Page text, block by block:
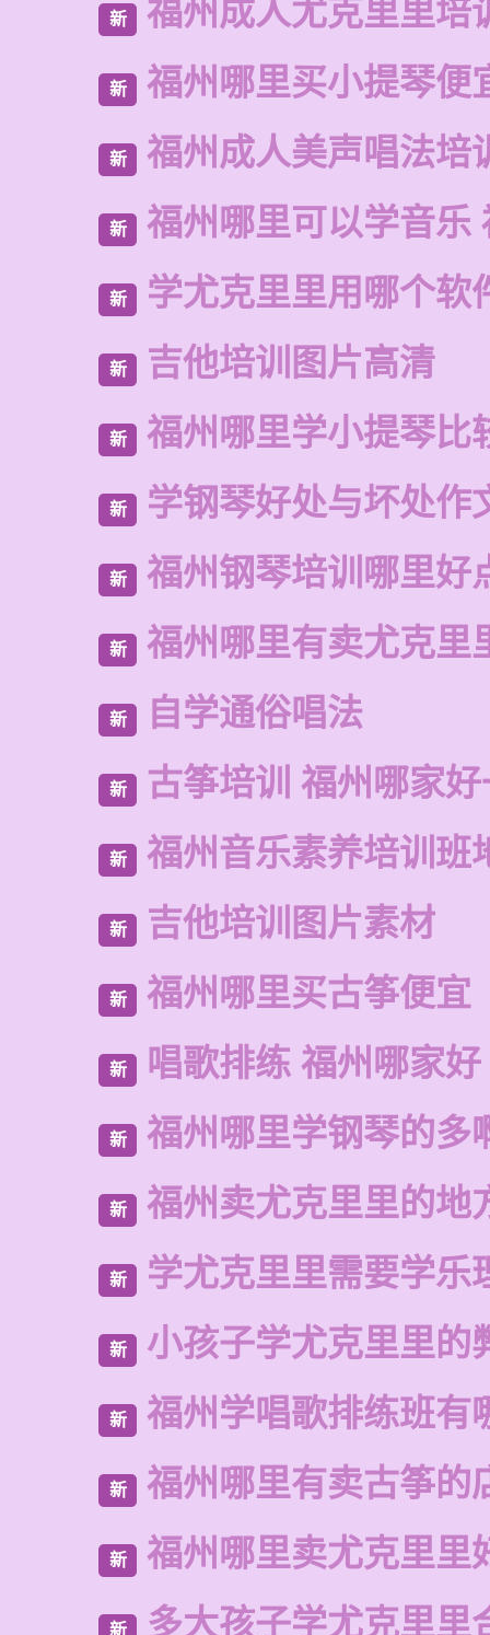
新 福州成人尤克里里培
新 福州哪里买小提琴便
新 福州成人美声唱法培
新 福州哪里可以学音乐
新 学尤克里里用哪个软
新 吉他培训图片高清
新 福州哪里学小提琴比
新 学钢琴好处与坏处作
新 福州钢琴培训哪里好
新 福州哪里有卖尤克里
新 自学通俗唱法
新 古筝培训 福州哪家
新 福州音乐素养培训班
新 吉他培训图片素材
新 福州哪里买古筝便宜
新 唱歌排练 福州哪家好
新 福州哪里学钢琴的多
新 福州卖尤克里里的地
新 学尤克里里需要学乐
新 小孩子学尤克里里的
新 福州学唱歌排练班有
新 福州哪里有卖古筝的
新 福州哪里卖尤克里里
新 多大孩子学尤克里里